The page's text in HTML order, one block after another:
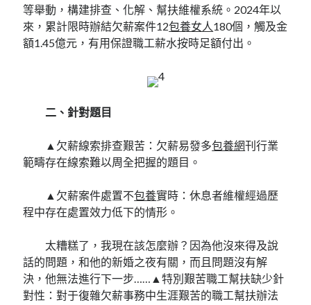
等舉動，構建排查、化解、幫扶維權系統。2024年以
來，累計限時辦結欠薪案件12包養女人180個，觸及金
額1.45億元，有用保證職工薪水按時足額付出。
二、針對題目
▲欠薪線索排查艱苦：欠薪易發多包養網刊行業
範疇存在線索難以周全把握的題目。
▲欠薪案件處置不包養實時：休息者維權經過歷
程中存在處置效力低下的情形。
太糟糕了，我現在該怎麼辦？因為他沒來得及說
話的問題，和他的新婚之夜有關，而且問題沒有解
決，他無法進行下一步……▲特別艱苦職工幫扶缺少針
對性：對于復雜欠薪事務中生涯艱苦的職工幫扶辦法